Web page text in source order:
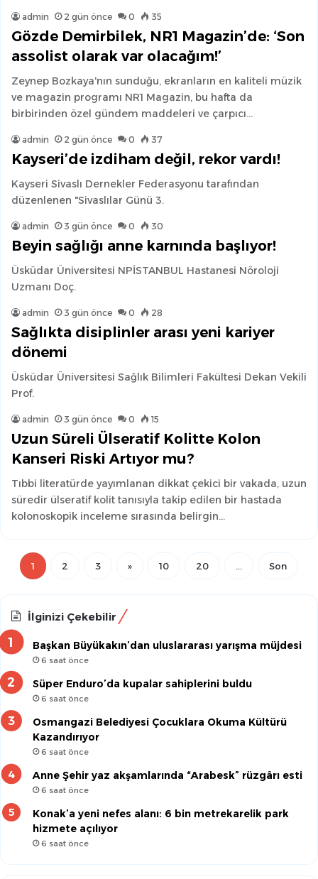
admin 2 gün önce 0 35
Gözde Demirbilek, NR1 Magazin’de: ‘Son
assolist olarak var olacağım!’
Zeynep Bozkaya'nın sunduğu, ekranların en kaliteli müzik
ve magazin programı NR1 Magazin, bu hafta da
birbirinden özel gündem maddeleri ve çarpıcı…
admin 2 gün önce 0 37
Kayseri’de izdiham değil, rekor vardı!
Kayseri Sivaslı Dernekler Federasyonu tarafından
düzenlenen "Sivaslılar Günü 3.
admin 3 gün önce 0 30
Beyin sağlığı anne karnında başlıyor!
Üsküdar Üniversitesi NPİSTANBUL Hastanesi Nöroloji
Uzmanı Doç.
admin 3 gün önce 0 28
Sağlıkta disiplinler arası yeni kariyer
dönemi
Üsküdar Üniversitesi Sağlık Bilimleri Fakültesi Dekan Vekili
Prof.
admin 3 gün önce 0 15
Uzun Süreli Ülseratif Kolitte Kolon
Kanseri Riski Artıyor mu?
Tıbbi literatürde yayımlanan dikkat çekici bir vakada, uzun
süredir ülseratif kolit tanısıyla takip edilen bir hastada
kolonoskopik inceleme sırasında belirgin…
1 2 3 » 10 20 Son
İlginizi Çekebilir
Başkan Büyükakın’dan uluslararası yarışma müjdesi
6 saat önce
Süper Enduro’da kupalar sahiplerini buldu
6 saat önce
Osmangazi Belediyesi Çocuklara Okuma Kültürü
Kazandırıyor
6 saat önce
Anne Şehir yaz akşamlarında “Arabesk” rüzgârı esti
6 saat önce
Konak’a yeni nefes alanı: 6 bin metrekarelik park
hizmete açılıyor
6 saat önce